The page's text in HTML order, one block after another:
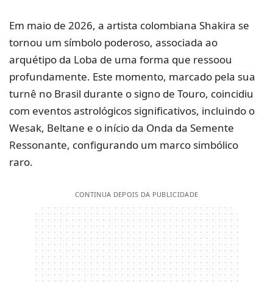
Em maio de 2026, a artista colombiana Shakira se
tornou um símbolo poderoso, associada ao
arquétipo da Loba de uma forma que ressoou
profundamente. Este momento, marcado pela sua
turnê no Brasil durante o signo de Touro, coincidiu
com eventos astrológicos significativos, incluindo o
Wesak, Beltane e o início da Onda da Semente
Ressonante, configurando um marco simbólico
raro.
CONTINUA DEPOIS DA PUBLICIDADE